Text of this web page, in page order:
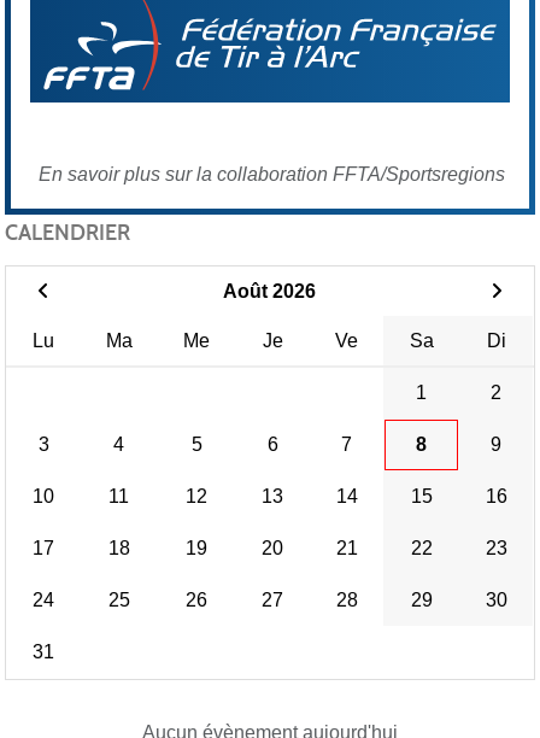
En savoir plus sur la collaboration FFTA/Sportsregions
CALENDRIER
Août 2026
Lu Ma Me Je Ve Sa Di
1 2
3 4 5 6 7 8 9
10 11 12 13 14 15 16
17 18 19 20 21 22 23
24 25 26 27 28 29 30
31
Aucun évènement aujourd'hui